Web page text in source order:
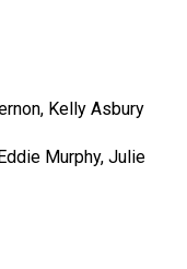
Kelly Asbury
Murphy, Julie